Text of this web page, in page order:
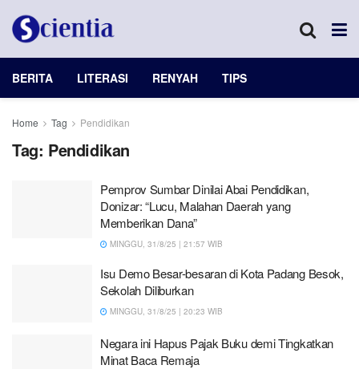
BERITA LITERASI RENYAH TIPS
Home Tag Pendidikan
Tag: Pendidikan
Pemprov Sumbar Dinilai Abai Pendidikan,
Donizar: “Lucu, Malahan Daerah yang
Memberikan Dana”
MINGGU, 31/8/25 | 21:57 WIB
Isu Demo Besar-besaran di Kota Padang Besok,
Sekolah Diliburkan
MINGGU, 31/8/25 | 20:23 WIB
Negara ini Hapus Pajak Buku demi Tingkatkan
Minat Baca Remaja